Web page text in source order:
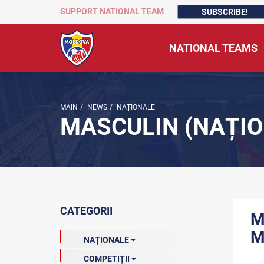
SUPPORT NATIONAL TEAM SUBSCRIBE!
NATIONAL TEAMS
MAIN / NEWS / NAȚIONALE
MASCULIN
CATEGORII
NAȚIONALE
COMPETIȚII